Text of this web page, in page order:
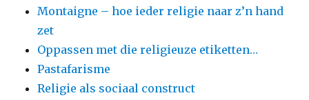
Montaigne – hoe ieder religie naar z’n hand
zet
Oppassen met die religieuze etiketten…
Pastafarisme
Religie als sociaal construct